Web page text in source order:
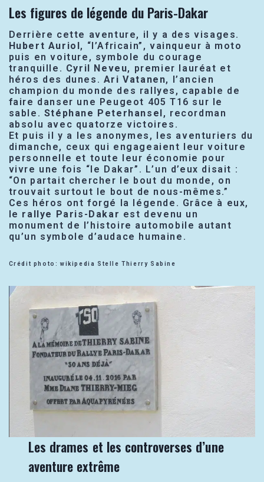
Les figures de légende du Paris-Dakar
Derrière cette aventure, il y a des visages.
Hubert Auriol, “l’Africain”, vainqueur à moto
puis en voiture, symbole du courage
tranquille. Cyril Neveu, premier lauréat et
héros des dunes. Ari Vatanen, l’ancien
champion du monde des rallyes, capable de
faire danser une Peugeot 405 T16 sur le
sable. Stéphane Peterhansel, recordman
absolu avec quatorze victoires.
Et puis il y a les anonymes, les aventuriers du
dimanche, ceux qui engageaient leur voiture
personnelle et toute leur économie pour
vivre une fois “le Dakar”. L’un d’eux disait :
“On partait chercher le bout du monde, on
trouvait surtout le bout de nous-mêmes.”
Ces héros ont forgé la légende. Grâce à eux,
le rallye Paris-Dakar est devenu un
monument de l’histoire automobile autant
qu’un symbole d’audace humaine.
Crédit photo: wikipedia Stelle Thierry Sabine
Les drames et les controverses d’une
aventure extrême